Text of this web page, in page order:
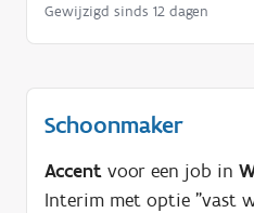
Gewijzigd sinds 12 dagen
Schoonmaker
Accent voor een job in
Interim met optie "vast